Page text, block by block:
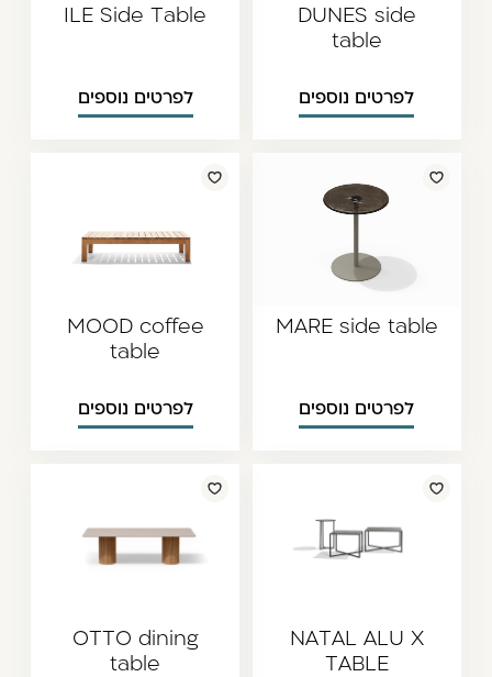
DUNES side
table
לפרטים נוספים
ILE Side Table
לפרטים נוספים
MARE side table
לפרטים נוספים
MOOD coffee
table
לפרטים נוספים
NATAL ALU X
TABLE
OTTO dining
table